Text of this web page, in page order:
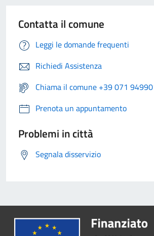
Contatta il comune
Leggi le domande frequenti
Richiedi Assistenza
Chiama il comune +39 071
Prenota un appuntamento
Problemi in città
Segnala disservizio